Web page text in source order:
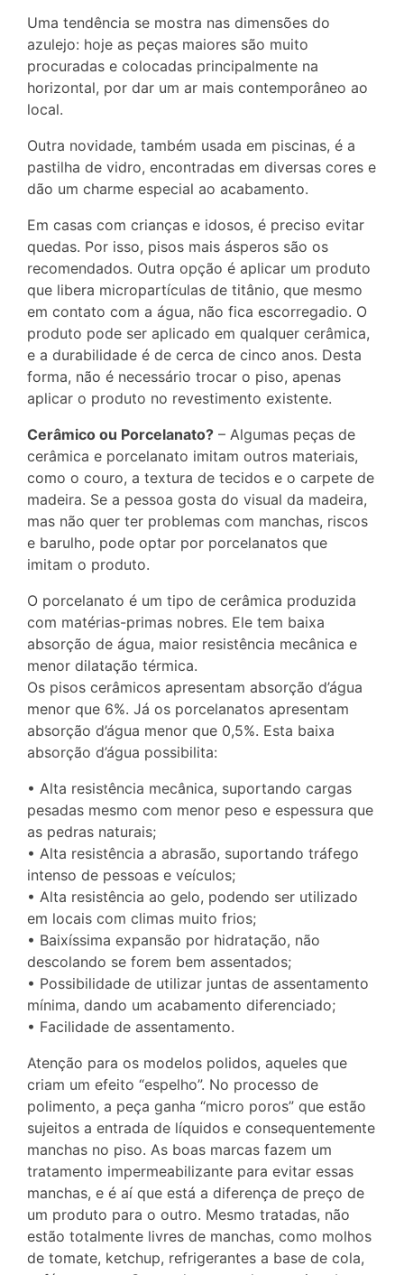
Uma tendência se mostra nas dimensões do
azulejo: hoje as peças maiores são muito
procuradas e colocadas principalmente na
horizontal, por dar um ar mais contemporâneo ao
local.
Outra novidade, também usada em piscinas, é a
pastilha de vidro, encontradas em diversas cores e
dão um charme especial ao acabamento.
Em casas com crianças e idosos, é preciso evitar
quedas. Por isso, pisos mais ásperos são os
recomendados. Outra opção é aplicar um produto
que libera micropartículas de titânio, que mesmo
em contato com a água, não fica escorregadio. O
produto pode ser aplicado em qualquer cerâmica,
e a durabilidade é de cerca de cinco anos. Desta
forma, não é necessário trocar o piso, apenas
aplicar o produto no revestimento existente.
Cerâmico ou Porcelanato? – Algumas peças de
cerâmica e porcelanato imitam outros materiais,
como o couro, a textura de tecidos e o carpete de
madeira. Se a pessoa gosta do visual da madeira,
mas não quer ter problemas com manchas, riscos
e barulho, pode optar por porcelanatos que
imitam o produto.
O porcelanato é um tipo de cerâmica produzida
com matérias-primas nobres. Ele tem baixa
absorção de água, maior resistência mecânica e
menor dilatação térmica.
Os pisos cerâmicos apresentam absorção d’água
menor que 6%. Já os porcelanatos apresentam
absorção d’água menor que 0,5%. Esta baixa
absorção d’água possibilita:
• Alta resistência mecânica, suportando cargas
pesadas mesmo com menor peso e espessura que
as pedras naturais;
• Alta resistência a abrasão, suportando tráfego
intenso de pessoas e veículos;
• Alta resistência ao gelo, podendo ser utilizado
em locais com climas muito frios;
• Baixíssima expansão por hidratação, não
descolando se forem bem assentados;
• Possibilidade de utilizar juntas de assentamento
mínima, dando um acabamento diferenciado;
• Facilidade de assentamento.
Atenção para os modelos polidos, aqueles que
criam um efeito “espelho”. No processo de
polimento, a peça ganha “micro poros” que estão
sujeitos a entrada de líquidos e consequentemente
manchas no piso. As boas marcas fazem um
tratamento impermeabilizante para evitar essas
manchas, e é aí que está a diferença de preço de
um produto para o outro. Mesmo tratadas, não
estão totalmente livres de manchas, como molhos
de tomate, ketchup, refrigerantes a base de cola,